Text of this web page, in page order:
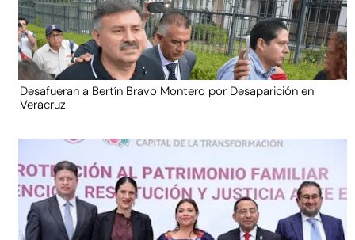
Desafueran a Bertín Bravo Montero por Desaparición en
Veracruz